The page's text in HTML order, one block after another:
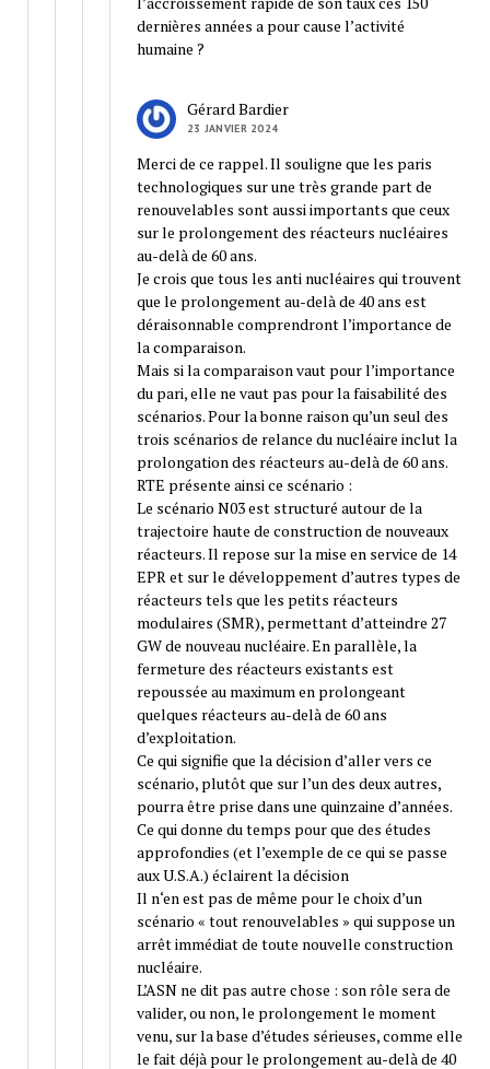
dernières années a pour cause l’activité
humaine ?
Gérard Bardier
23 JANVIER 2024
Merci de ce rappel. Il souligne que les paris
technologiques sur une très grande part de
renouvelables sont aussi importants que ceux
sur le prolongement des réacteurs nucléaires
au-delà de 60 ans.
Je crois que tous les anti nucléaires qui trouvent
que le prolongement au-delà de 40 ans est
déraisonnable comprendront l’importance de
la comparaison.
Mais si la comparaison vaut pour l’importance
du pari, elle ne vaut pas pour la faisabilité des
scénarios. Pour la bonne raison qu’un seul des
trois scénarios de relance du nucléaire inclut la
prolongation des réacteurs au-delà de 60 ans.
RTE présente ainsi ce scénario :
Le scénario N03 est structuré autour de la
trajectoire haute de construction de nouveaux
réacteurs. Il repose sur la mise en service de 14
EPR et sur le développement d’autres types de
réacteurs tels que les petits réacteurs
modulaires (SMR), permettant d’atteindre 27
GW de nouveau nucléaire. En parallèle, la
fermeture des réacteurs existants est
repoussée au maximum en prolongeant
quelques réacteurs au-delà de 60 ans
d’exploitation.
Ce qui signifie que la décision d’aller vers ce
scénario, plutôt que sur l’un des deux autres,
pourra être prise dans une quinzaine d’années.
Ce qui donne du temps pour que des études
approfondies (et l’exemple de ce qui se passe
aux U.S.A.) éclairent la décision
Il n‘en est pas de même pour le choix d’un
scénario « tout renouvelables » qui suppose un
arrêt immédiat de toute nouvelle construction
nucléaire.
L’ASN ne dit pas autre chose : son rôle sera de
valider, ou non, le prolongement le moment
venu, sur la base d’études sérieuses, comme elle
le fait déjà pour le prolongement au-delà de 40